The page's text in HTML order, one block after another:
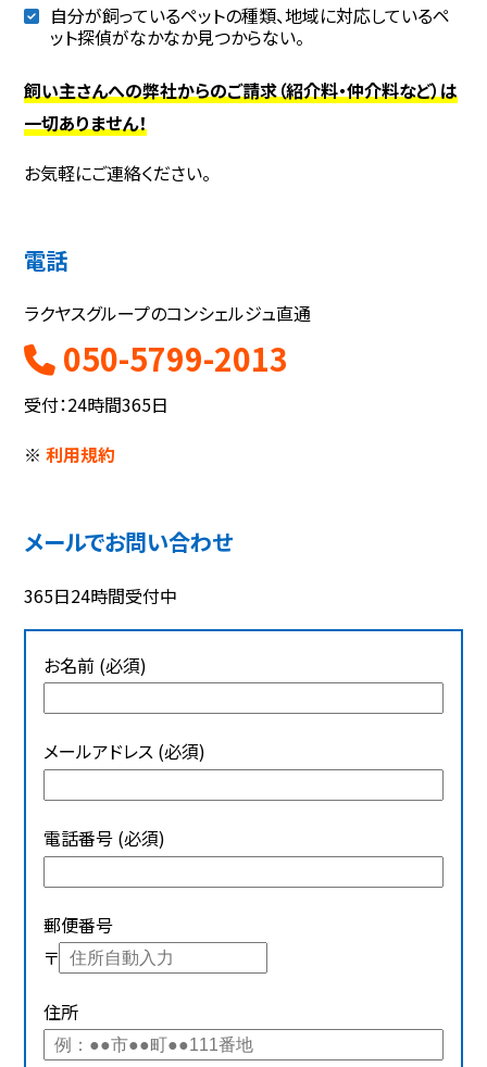
自分が飼っているペットの種類、地域に対応しているペ
ット探偵がなかなか見つからない。
飼い主さんへの弊社からのご請求（紹介料・仲介料など）は
一切ありません！
お気軽にご連絡ください。
電話
ラクヤスグループのコンシェルジュ直通
050-5799-2013
受付：24時間365日
※利用規約
メールでお問い合わせ
365日24時間受付中
お名前 (必須)
メールアドレス (必須)
電話番号 (必須)
郵便番号
〒
住所